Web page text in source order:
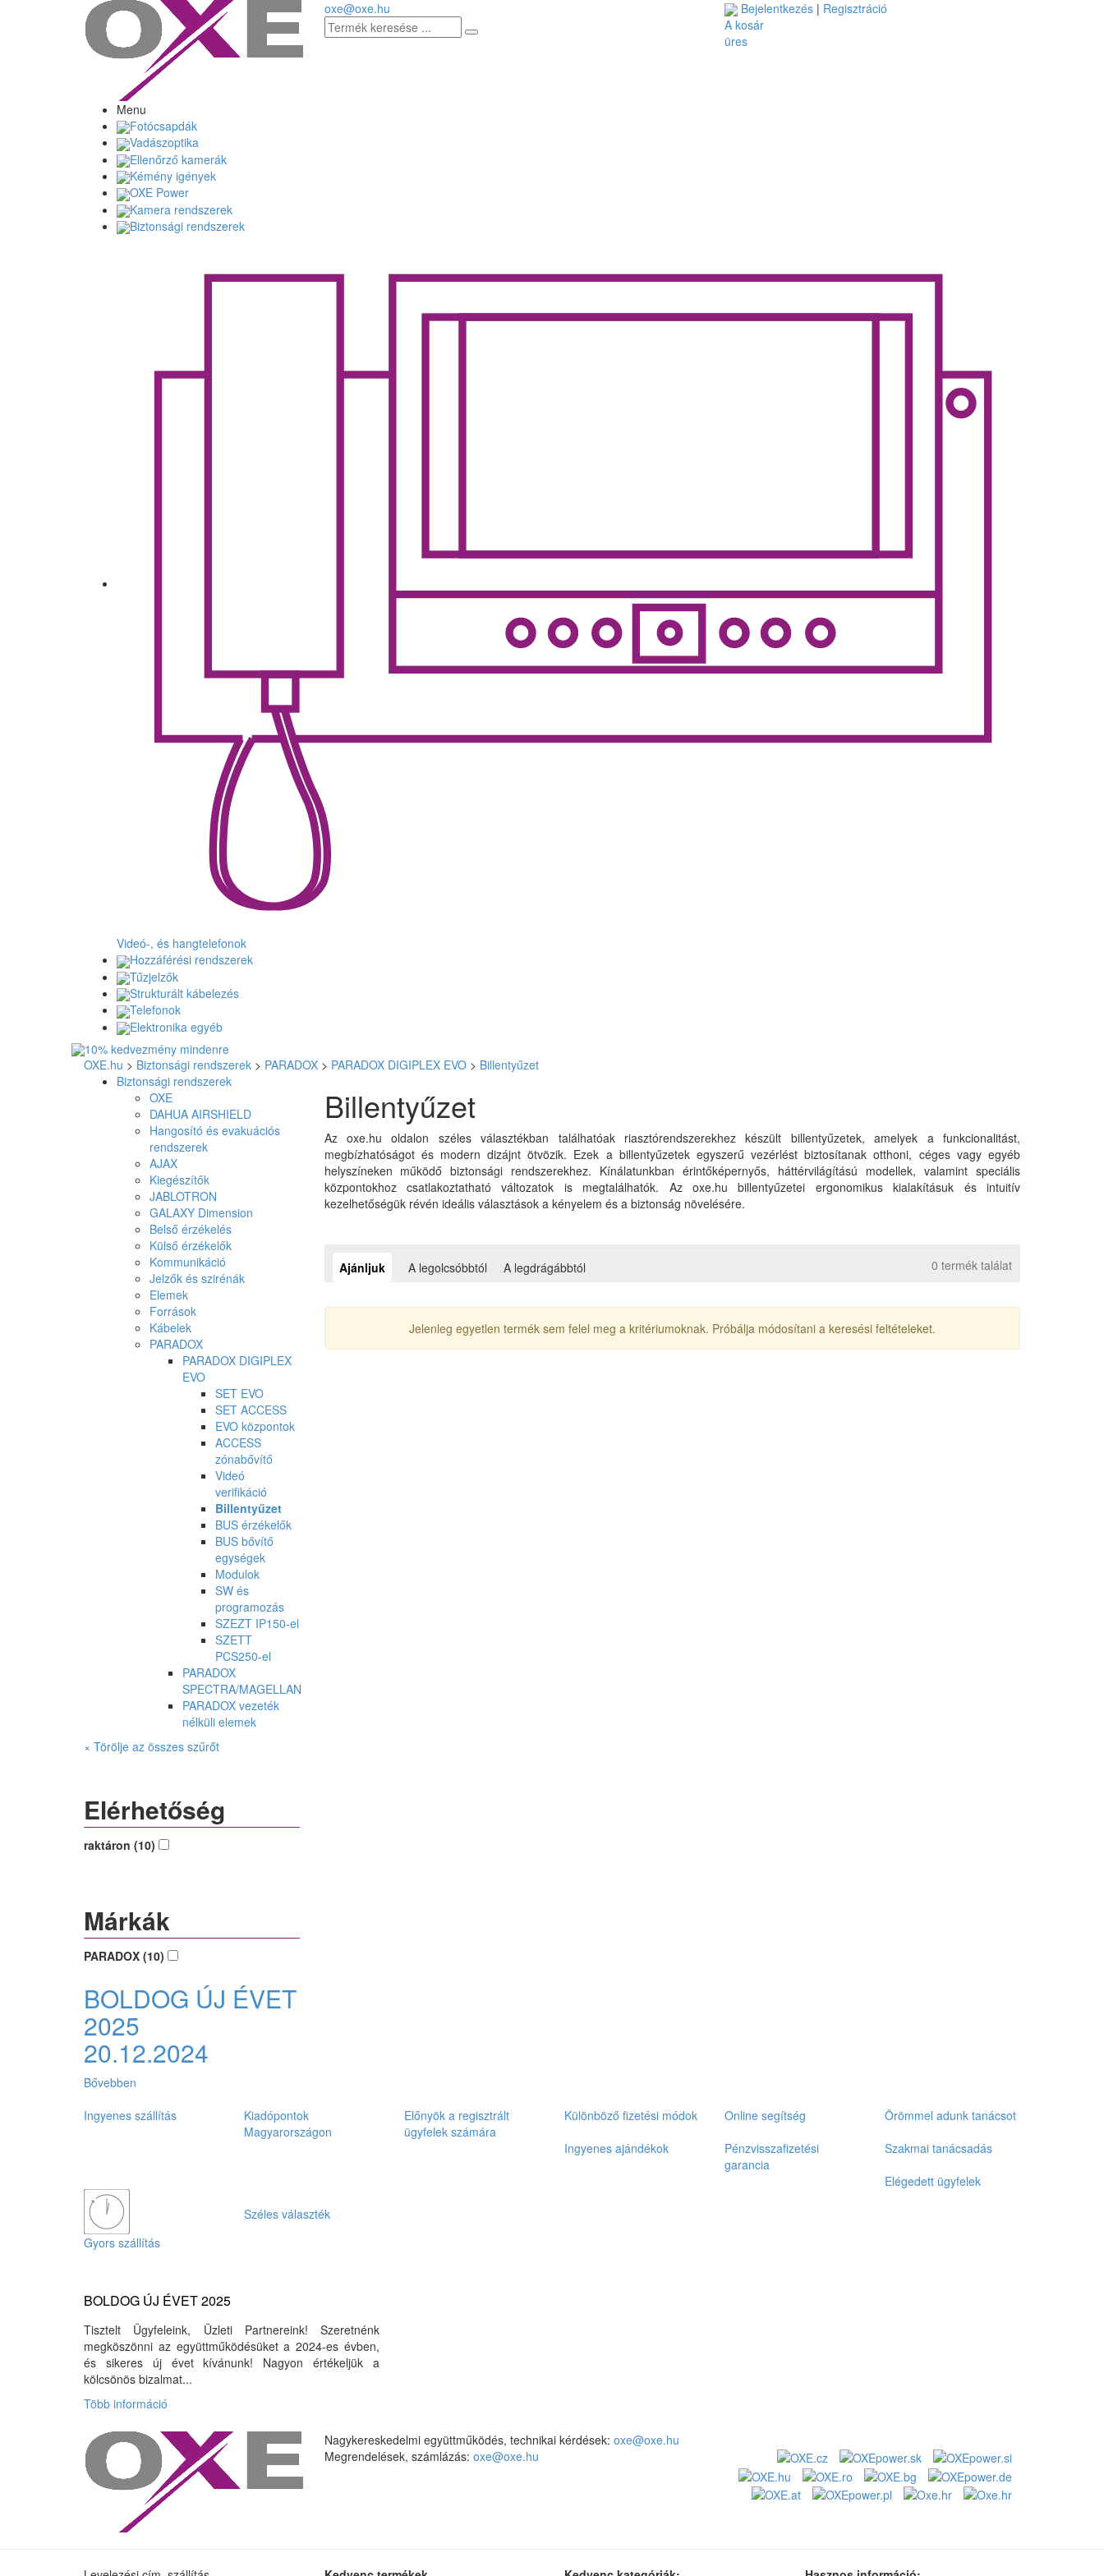
oxe@oxe.hu Bejelentkezés | Regisztráció
A kosár
üres
Menu
Fotócsapdák
Vadászoptika
Ellenőrző kamerák
Kémény igények
OXE Power
Kamera rendszerek
Biztonsági rendszerek
Videó-, és hangtelefonok
Hozzáférési rendszerek
Tűzjelzők
Strukturált kábelezés
Telefonok
Elektronika egyéb
OXE.hu > Biztonsági rendszerek > PARADOX > PARADOX DIGIPLEX EVO > Billentyűzet
Biztonsági rendszerek
OXE
DAHUA AIRSHIELD
Hangosító és evakuációs
rendszerek
AJAX
Kiegészítők
JABLOTRON
GALAXY Dimension
Belső érzékelés
Külső érzékelők
Kommunikáció
Jelzők és szirénák
Elemek
Források
Kábelek
PARADOX
PARADOX DIGIPLEX
EVO
SET EVO
SET ACCESS
EVO központok
ACCESS
zónabővítő
Videó
verifikáció
Billentyűzet
BUS érzékelők
BUS bővítő
egységek
Modulok
SW és
programozás
SZEZT IP150-el
SZETT
PCS250-el
PARADOX
SPECTRA/MAGELLAN
PARADOX vezeték
nélküli elemek
× Törölje az összes szűrőt
Elérhetőség
raktáron (10)
Márkák
PARADOX (10)
BOLDOG ÚJ ÉVET
2025
20.12.2024
Bővebben
Billentyűzet
Az oxe.hu oldalon széles választékban találhatóak riasztórendszerekhez készült billentyűzetek, amelyek a funkcionalitást,
megbízhatóságot és modern dizájnt ötvözik. Ezek a billentyűzetek egyszerű vezérlést biztosítanak otthoni, céges vagy egyéb
helyszíneken működő biztonsági rendszerekhez. Kínálatunkban érintőképernyős, háttérvilágítású modellek, valamint speciális
központokhoz csatlakoztatható változatok is megtalálhatók. Az oxe.hu billentyűzetei ergonomikus kialakításuk és intuitív
kezelhetőségük révén ideális választások a kényelem és a biztonság növelésére.
Ajánljuk A legolcsóbbtól A legdrágábbtól 0 termék találat
Jelenleg egyetlen termék sem felel meg a kritériumoknak. Próbálja módosítani a keresési feltételeket.
Ingyenes szállítás
Kiadópontok
Magyarországon
Előnyök a regisztrált
ügyfelek számára
Különböző fizetési módok Online segítség
Örömmel adunk tanácsot
Ingyenes ajándékok
Pénzvisszafizetési
garancia
Szakmai tanácsadás
Elégedett ügyfelek
Gyors szállítás
Széles választék
BOLDOG ÚJ ÉVET 2025
Tisztelt Ügyfeleink, Üzleti Partnereink! Szeretnénk
megköszönni az együttműködésüket a 2024-es évben,
és sikeres új évet kívánunk! Nagyon értékeljük a
kölcsönös bizalmat...
Több információ
Nagykereskedelmi együttműködés, technikai kérdések: oxe@oxe.hu
Megrendelések, számlázás: oxe@oxe.hu